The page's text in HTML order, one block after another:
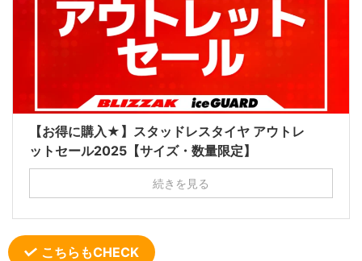
【お得に購入★】スタッドレスタイヤ アウトレ
ットセール2025【サイズ・数量限定】
続きを見る
こちらもCHECK